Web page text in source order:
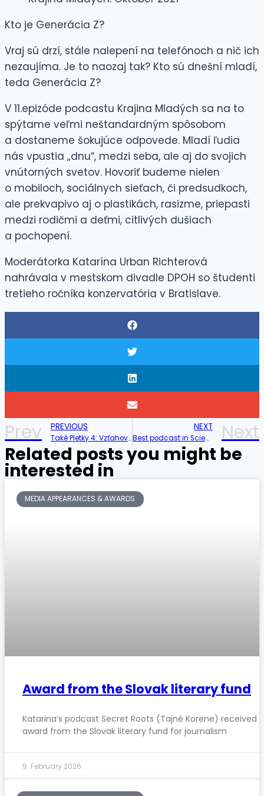
Kto je Generácia Z?
Vraj sú drzí, stále nalepení na telefónoch a nič ich
nezaujíma. Je to naozaj tak? Kto sú dnešní mladí,
teda Generácia Z?
V 11.epizóde podcastu Krajina Mladých sa na to
spýtame veľmi neštandardným spôsobom
a dostaneme šokujúce odpovede. Mladí ľudia
nás vpustia „dnu“, medzi seba, ale aj do svojich
vnútorných svetov. Hovoriť budeme nielen
o mobiloch, sociálnych sieťach, či predsudkoch,
ale prekvapivo aj o plastikách, rasizme, priepasti
medzi rodičmi a deťmi, citlivých dušiach
a pochopení.
Moderátorka Katarína Urban Richterová
nahrávala v mestskom divadle DPOH so študenti
tretieho ročníka konzervatória v Bratislave.
Prev PREVIOUS
Také Pletky 4: Vzťahové „hladko-obratko“
NEXT
Best podcast in Science and Education Next
Related posts you might be
interested in
MEDIA APPEARANCES & AWARDS
Award from the Slovak literary fund
Katarina’s podcast Secret Roots (Tajné Korene) received
award from the Slovak literary fund for journalism
9. February 2026